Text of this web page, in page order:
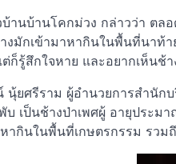
บ้านบ้านโคกม่วง กล่าวว่า ต
งมักเข้ามาหากินในพื้นที่นาท้
ก็รู้สึกใจหาย และอยากเห็นช้
ยศรีราม ผู้อำนวยการสำนั
พับ เป็นช้างป่าเพศผู้ อายุประ
ากินในพื้นที่เกษตรกรรม รว